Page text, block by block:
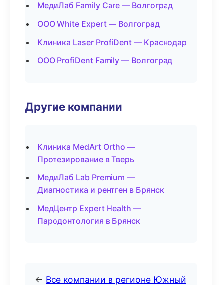
МедиЛаб Family Care — Волгоград
ООО White Expert — Волгоград
Клиника Laser ProfiDent — Краснодар
ООО ProfiDent Family — Волгоград
Другие компании
Клиника MedArt Ortho —
Протезирование в Тверь
МедиЛаб Lab Premium —
Диагностика и рентген в Брянск
МедЦентр Expert Health —
Пародонтология в Брянск
← Все компании в регионе Южный